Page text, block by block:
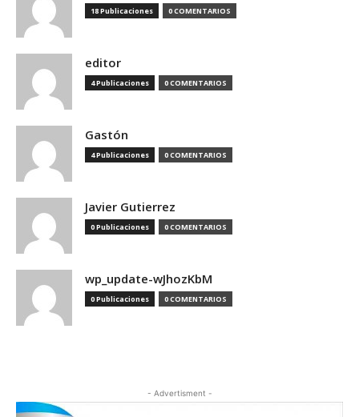
18 Publicaciones 0 COMENTARIOS
editor
4 Publicaciones 0 COMENTARIOS
Gastón
4 Publicaciones 0 COMENTARIOS
Javier Gutierrez
0 Publicaciones 0 COMENTARIOS
wp_update-wJhozKbM
0 Publicaciones 0 COMENTARIOS
- Advertisment -